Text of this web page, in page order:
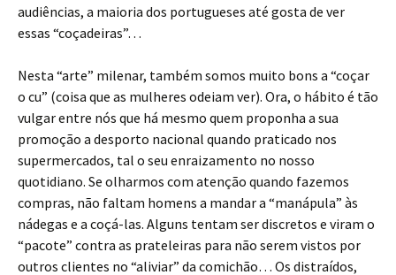
audiências, a maioria dos portugueses até gosta de ver
essas “coçadeiras”…
Nesta “arte” milenar, também somos muito bons a “coçar
o cu” (coisa que as mulheres odeiam ver). Ora, o hábito é tão
vulgar entre nós que há mesmo quem proponha a sua
promoção a desporto nacional quando praticado nos
supermercados, tal o seu enraizamento no nosso
quotidiano. Se olharmos com atenção quando fazemos
compras, não faltam homens a mandar a “manápula” às
nádegas e a coçá-las. Alguns tentam ser discretos e viram o
“pacote” contra as prateleiras para não serem vistos por
outros clientes no “aliviar” da comichão… Os distraídos,